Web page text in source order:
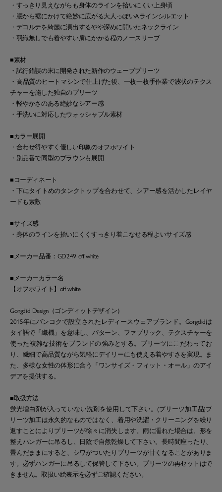
・すっきり見えながらも身体のラインを拾いにくい上身頃
・腰から裾にかけて絶妙に広がる大人っぽいAラインシルエット
・デコルテを綺麗に演出するやや深めに開いたネックライン
・羽織無しでも着やすい肩にかかる程のノースリーブ
■素材
・試行錯誤の末に開発された新作のウェーブプリーツ
・高品質のヒートマシンで仕上げた後、一枚一枚手作業で波状のテクス
チャーを施した独自のプリーツ
・軽やかさのある絶妙なシアー感
・手洗いに対応したウォッシャブル素材
■カラー展開
・合わせ得やすく優しい印象のオフホワイト
・別品番で同型のブラウンも展開
■コーディネート
・下にタイトめのタンクトップを合わせて、シアー感を活かしたレイヤ
ードも素敵
■サイズ感
・身体のラインを拾いにくくすっきり着こなせる程よいサイズ感
■メーカー品番：GD249 off white
■メーカーカラー名
【オフホワイト】off white
Gongdid Design（ゴンディットデザイン）
2015年にバンコクで設立されたレディースウェアブランド。Gongdidは
タイ語で「織機」を意味し、パターン、ファブリック、テクスチャーを
使った複雑な技術をブランドの強みとする。プリーツにこだわってお
り、繊細で高品質ながら気軽にデイリーにも使える着やすさを実現。ま
た、多様な女性の体形に合う「ワンサイズ・フィット・オール」のアイ
デアを提供する。
■取扱方法
蛍光増白剤が入っていない洗剤を使用して下さい。(プリーツ加工品)プ
リーツ加工は永久的なものではなく、着用や洗濯・クリーニングを繰り
返すことによりプリーツが徐々に消失します。雨に濡れた場合は、形を
整えハンガーに吊るし、日陰で自然乾燥して下さい。長時間座ったり、
畳んだままにすると、シワがついたりプリーツが甘くなることがありま
す。必ずハンガーに吊るして保管して下さい。プリーツの再セットはで
きません。取扱い絵表示を必ずご確認ください。